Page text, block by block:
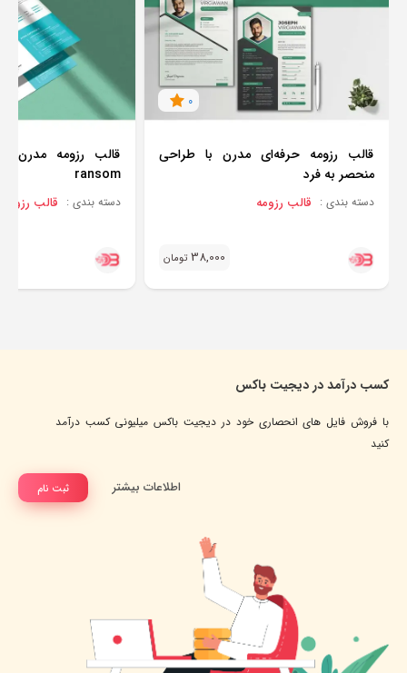
0
قالب رزومه حرفه‌ای مدرن با طراحی
منحصر به فرد
دسته بندی : قالب رزومه
38,000 تومان
ransom
دسته بندی : قالب رزومه
کسب درآمد در دیجیت باکس
با فروش فایل های انحصاری خود در دیجیت باکس میلیونی کسب درآمد
کنید
ثبت نام اطلاعات بیشتر